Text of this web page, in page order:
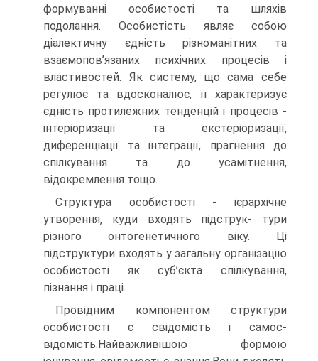
формуванні особистості та шляхів
подолання. Особистість являє собою
діалектичну єдність різнома­нітних та
взаємопов’язаних психічних процесів і
властивостей. Як систе­му, що сама себе
регулює та вдосконалює, її характеризує
єдність протилежних тенденцій і процесів -
інтеріоризації та екстеріоризації,
диференціації та інтеграції, прагнення до
спілкування та до усамітнення,
відокремлення тощо.
Структура особистості - ієрархічне
утворення, куди входять підструк- тури
різного онтогенетичного віку. Ці
підструктури входять у загальну ор­ганізацію
особистості як суб’єкта спілкування,
пізнання і праці.
Провідним компонентом структури
особистості є свідомість і самос­
відомість.Найважливішою формою